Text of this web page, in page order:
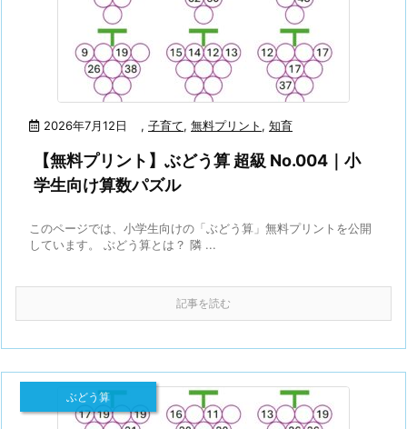
2026年7月12日 , 子育て, 無料プリント , 知育
【無料プリント】ぶどう算 超級 No.004｜小
学生向け算数パズル
このページでは、小学生向けの「ぶどう算」無料プリントを公開
しています。 ぶどう算とは？ 隣 ...
記事を読む
ぶどう算